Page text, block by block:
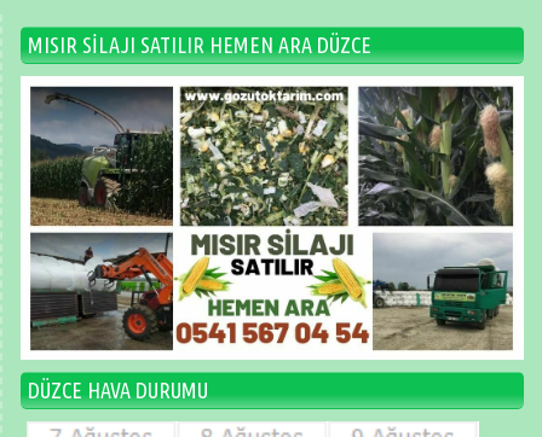
MISIR SİLAJI SATILIR HEMEN ARA DÜZCE
DÜZCE HAVA DURUMU